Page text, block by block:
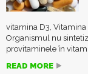
vitamina D3, Vitamina
Organismul nu
provitaminele în
READ MORE